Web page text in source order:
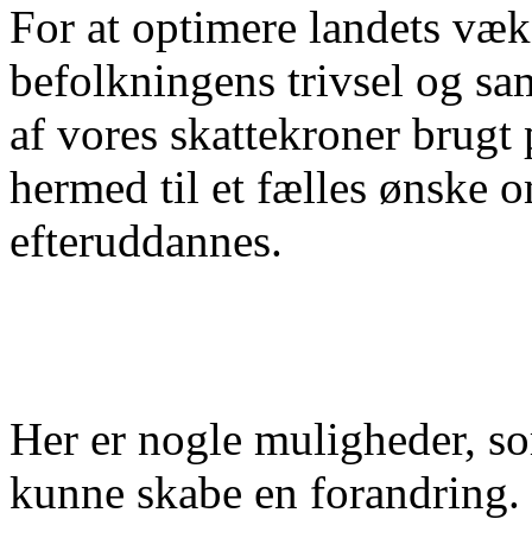
For at optimere landets
befolkningens trivsel og
af vores skattekroner brugt
hermed til et fælles ønske
efteruddannes.
Her er nogle muligheder,
kunne skabe en forandring.